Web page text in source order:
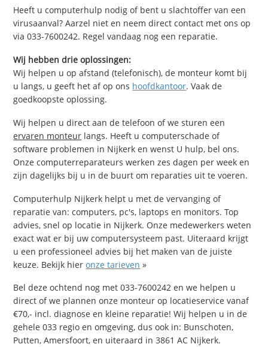
Heeft u computerhulp nodig of bent u slachtoffer van een
virusaanval? Aarzel niet en neem direct contact met ons op
via 033-7600242. Regel vandaag nog een reparatie.
Wij hebben drie oplossingen:
Wij helpen u op afstand (telefonisch), de monteur komt bij
u langs, u geeft het af op ons hoofdkantoor. Vaak de
goedkoopste oplossing.
Wij helpen u direct aan de telefoon of we sturen een
ervaren monteur langs. Heeft u computerschade of
software problemen in Nijkerk en wenst U hulp, bel ons.
Onze computerreparateurs werken zes dagen per week en
zijn dagelijks bij u in de buurt om reparaties uit te voeren.
Computerhulp Nijkerk helpt u met de vervanging of
reparatie van: computers, pc's, laptops en monitors. Top
advies, snel op locatie in Nijkerk. Onze medewerkers weten
exact wat er bij uw computersysteem past. Uiteraard krijgt
u een professioneel advies bij het maken van de juiste
keuze. Bekijk hieronze tarieven »
Bel deze ochtend nog met 033-7600242 en we helpen u
direct of we plannen onze monteur op locatieservice vanaf
€70,- incl. diagnose en kleine reparatie! Wij helpen u in de
gehele 033 regio en omgeving, dus ook in: Bunschoten,
Putten, Amersfoort, en uiteraard in 3861 AC Nijkerk.